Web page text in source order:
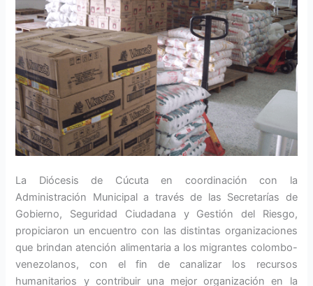
La Diócesis de Cúcuta en coordinación con la
Administración Municipal a través de las Secretarías de
Gobierno, Seguridad Ciudadana y Gestión del Riesgo,
propiciaron un encuentro con las distintas organizaciones
que brindan atención alimentaria a los migrantes colombo-
venezolanos, con el fin de canalizar los recursos
humanitarios y contribuir una mejor organización en la